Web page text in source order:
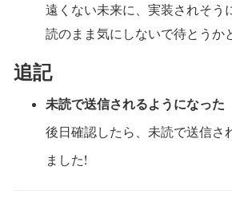
遠くない未来に、実装されそう
読のまま気にしないで待とうか
追記
未読で送信されるようになった
後日確認したら、未読で送信さ
ました!